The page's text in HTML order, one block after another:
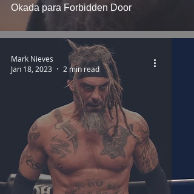
Okada para Forbidden Door
Mark Nieves
Jan 18, 2023
2 min read